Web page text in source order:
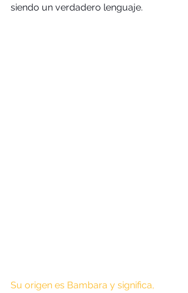
siendo un verdadero lenguaje.
Su origen es Bambara y significa,